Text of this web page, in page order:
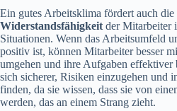
Ein gutes Arbeitsklima fördert auch die
Widerstandsfähigkeit der Mitarbeiter
Situationen. Wenn das Arbeitsumfeld
positiv ist, können Mitarbeiter besser
umgehen und ihre Aufgaben effektiver
sich sicherer, Risiken einzugehen und
finden, da sie wissen, dass sie von
werden, das an einem Strang zieht.